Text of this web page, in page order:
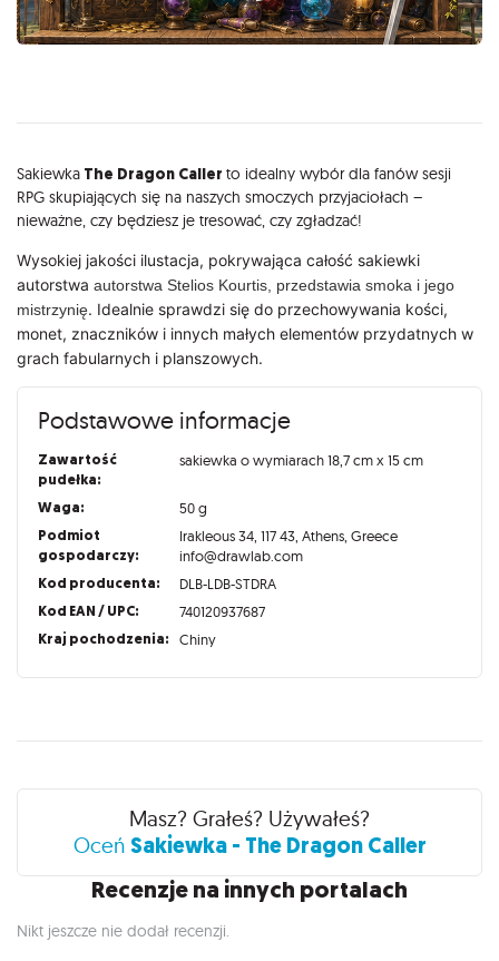
Opis
Sakiewka The Dragon Caller to idealny wybór dla fanów sesji
RPG skupiających się na naszych smoczych przyjaciołach –
nieważne, czy będziesz je tresować, czy zgładzać!
Wysokiej jakości ilustacja, pokrywająca całość sakiewki
autorstwa autorstwa Stelios Kourtis, przedstawia smoka i jego
mistrzynię. Idealnie sprawdzi się do przechowywania kości,
monet, znaczników i innych małych elementów przydatnych w
grach fabularnych i planszowych.
Podstawowe informacje
Zawartość
pudełka:
sakiewka o wymiarach 18,7 cm x 15 cm
Waga: 50 g
Podmiot
gospodarczy:
Irakleous 34, 117 43, Athens, Greece
info@drawlab.com
Kod producenta: DLB-LDB-STDRA
Kod EAN / UPC: 740120937687
Kraj pochodzenia: Chiny
Recenzje
Masz? Grałeś? Używałeś?
Oceń Sakiewka - The Dragon Caller
Recenzje na innych portalach
Nikt jeszcze nie dodał recenzji.